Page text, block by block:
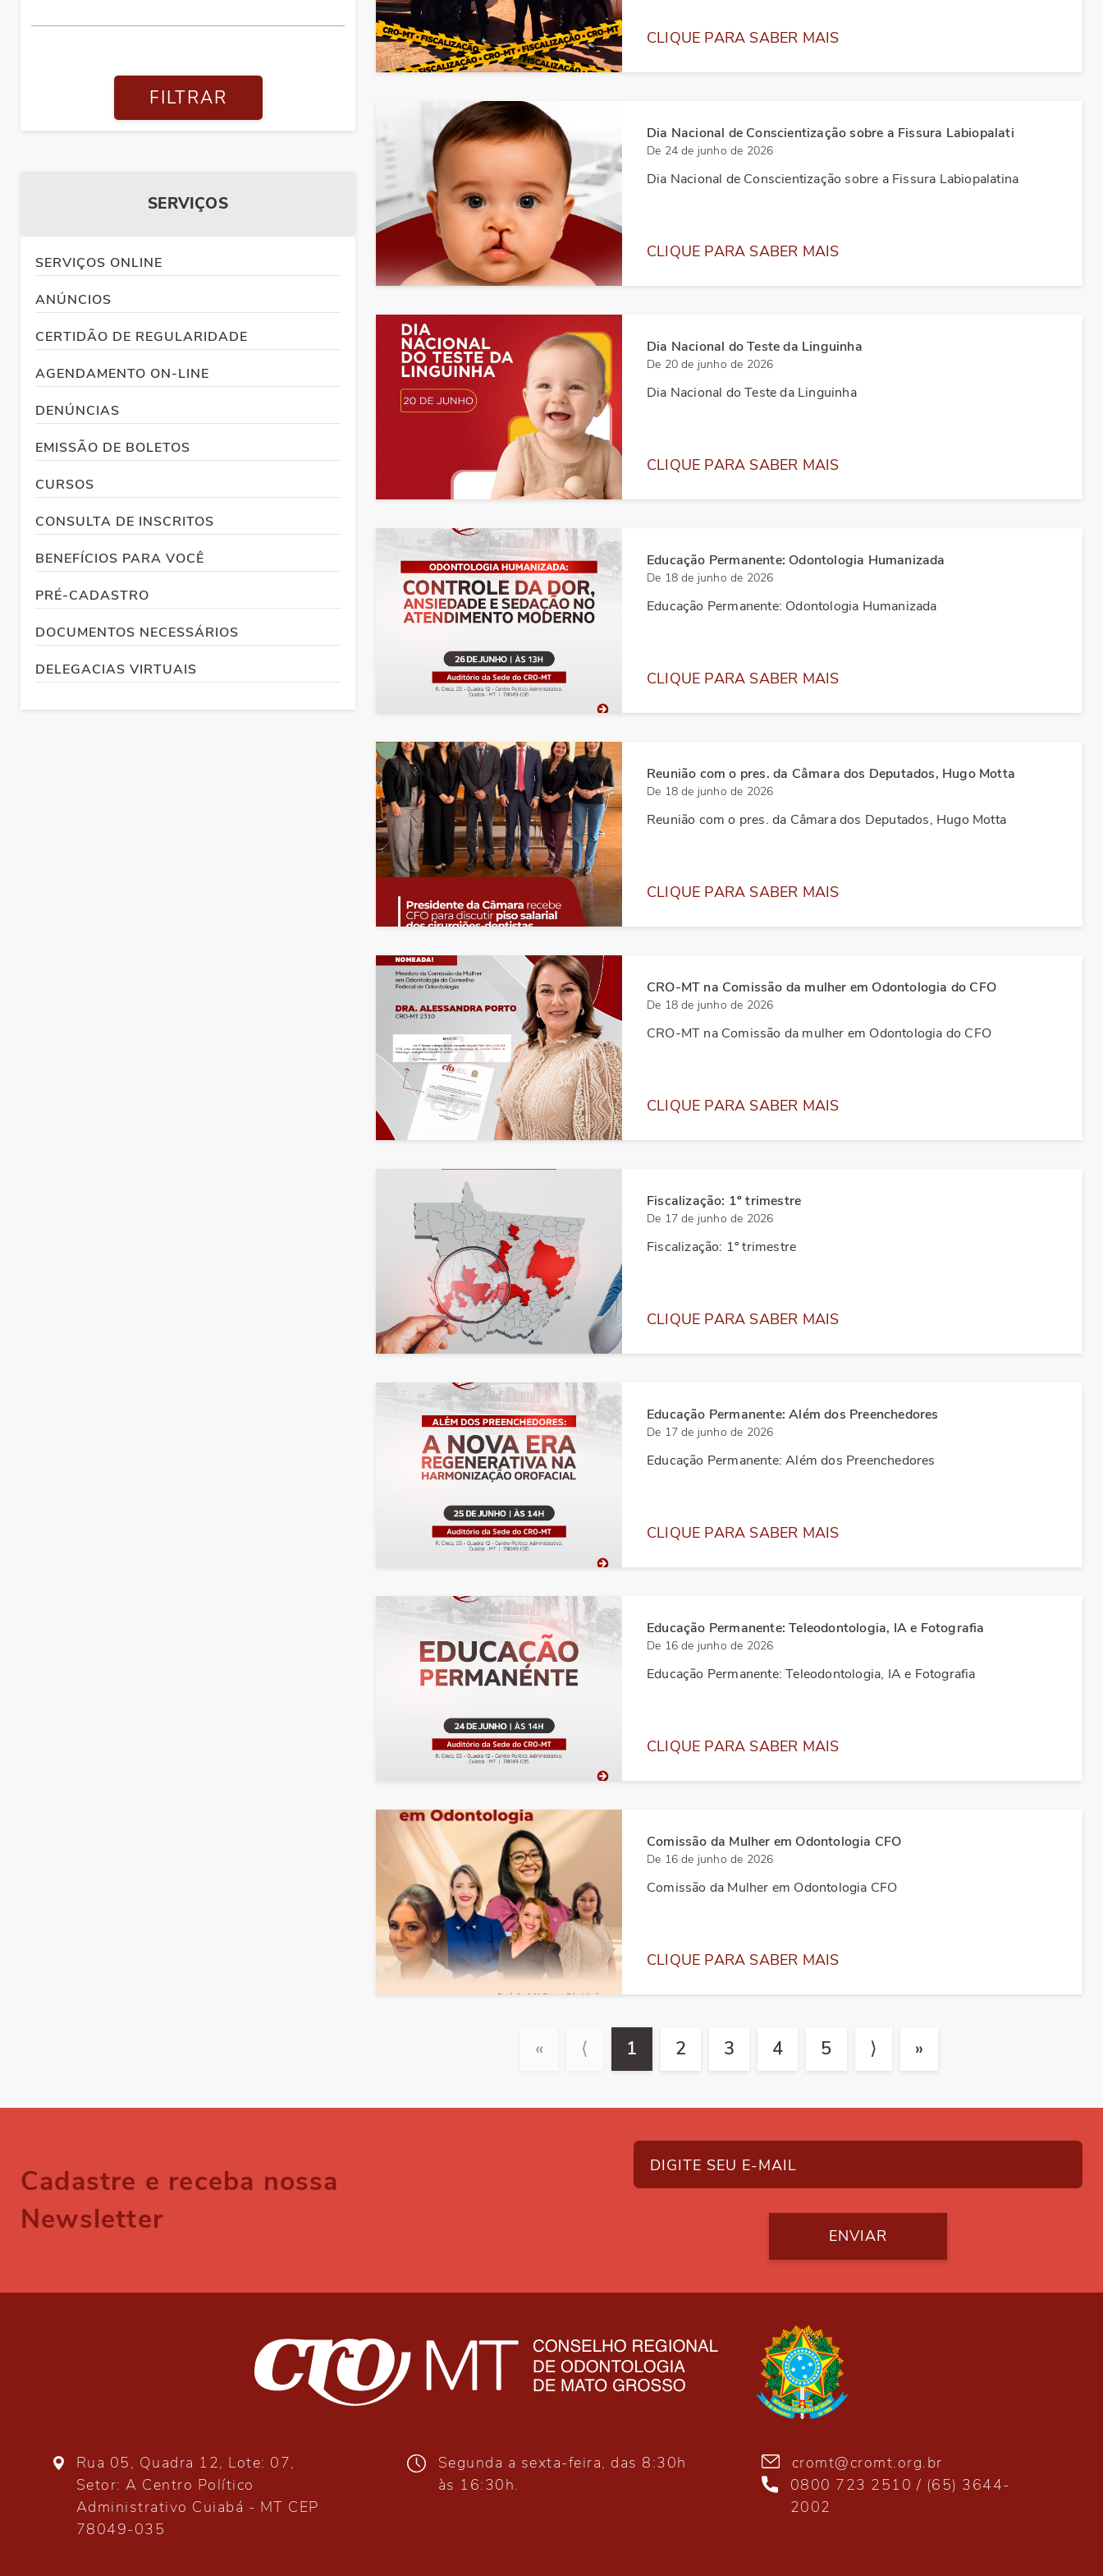
Delegacias Regionais
Palavra do Presidente
Missão, Visão, Valores
Galeria de Presidentes
Certidão de Regularidade
Consulta de Inscritos
Dados Estatísticos
Agendamentos on-line
Fiscalização
FILTRAR
SERVIÇOS
SERVIÇOS ONLINE
ANÚNCIOS
CERTIDÃO DE REGULARIDADE
AGENDAMENTO ON-LINE
DENÚNCIAS
EMISSÃO DE BOLETOS
CURSOS
CONSULTA DE INSCRITOS
BENEFÍCIOS PARA VOCÊ
PRÉ-CADASTRO
DOCUMENTOS NECESSÁRIOS
DELEGACIAS VIRTUAIS
CLIQUE PARA SABER MAIS
Dia Nacional de Conscientização sobre a Fissura Labiopalati
De 24 de junho de 2026
Dia Nacional de Conscientização sobre a Fissura Labiopalatina
CLIQUE PARA SABER MAIS
Dia Nacional do Teste da Linguinha
De 20 de junho de 2026
Dia Nacional do Teste da Linguinha
CLIQUE PARA SABER MAIS
Educação Permanente: Odontologia Humanizada
De 18 de junho de 2026
Educação Permanente: Odontologia Humanizada
CLIQUE PARA SABER MAIS
Reunião com o pres. da Câmara dos Deputados, Hugo Motta
De 18 de junho de 2026
Reunião com o pres. da Câmara dos Deputados, Hugo Motta
CLIQUE PARA SABER MAIS
CRO-MT na Comissão da mulher em Odontologia do CFO
De 18 de junho de 2026
CRO-MT na Comissão da mulher em Odontologia do CFO
CLIQUE PARA SABER MAIS
Fiscalização: 1º trimestre
De 17 de junho de 2026
Fiscalização: 1º trimestre
CLIQUE PARA SABER MAIS
Educação Permanente: Além dos Preenchedores
De 17 de junho de 2026
Educação Permanente: Além dos Preenchedores
CLIQUE PARA SABER MAIS
Educação Permanente: Teleodontologia, IA e Fotografia
De 16 de junho de 2026
Educação Permanente: Teleodontologia, IA e Fotografia
CLIQUE PARA SABER MAIS
Comissão da Mulher em Odontologia CFO
De 16 de junho de 2026
Comissão da Mulher em Odontologia CFO
CLIQUE PARA SABER MAIS
« ⟨ 1 2 3 4 5 ⟩ »
Cadastre e receba nossa
Newsletter
ENVIAR
Rua 05, Quadra 12, Lote: 07,
Setor: A Centro Político
Administrativo Cuiabá - MT CEP
78049-035
Segunda a sexta-feira, das 8:30h
às 16:30h.
cromt@cromt.org.br
0800 723 2510 / (65) 3644-
2002